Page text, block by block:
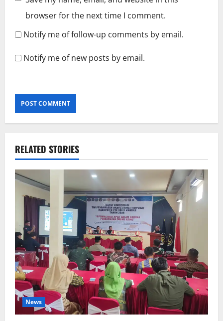
browser for the next time I comment.
Notify me of follow-up comments by email.
Notify me of new posts by email.
RELATED STORIES
News